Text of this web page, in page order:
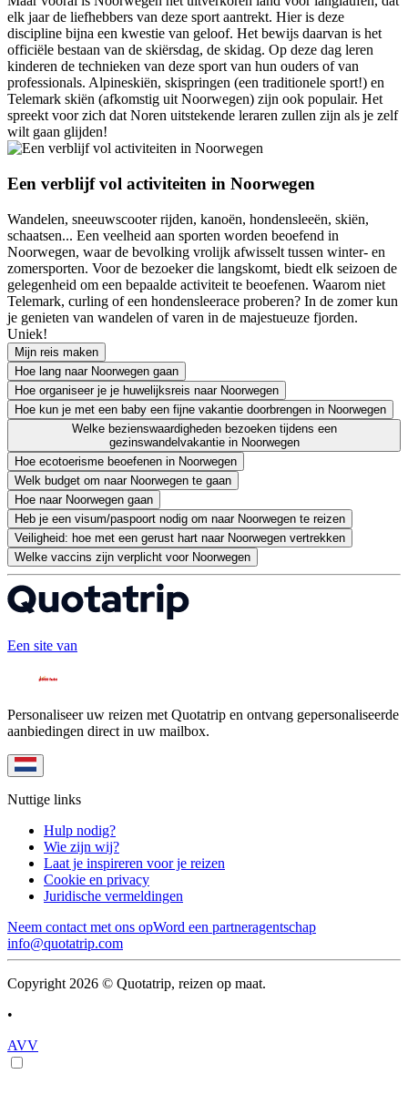
elk jaar de liefhebbers van deze sport aantrekt. Hier is deze
discipline bijna een kwestie van geloof. Het bewijs daarvan is het
officiële bestaan van de skiërsdag, de skidag. Op deze dag leren
kinderen de technieken van deze sport van hun ouders of van
professionals. Alpineskiën, skispringen (een traditionele sport!) en
Telemark skiën (afkomstig uit Noorwegen) zijn ook populair. Het
spreekt voor zich dat Noren uitstekende leraren zullen zijn als je zelf
wilt gaan glijden!
Een verblijf vol activiteiten in Noorwegen
Wandelen, sneeuwscooter rijden, kanoën, hondensleeën, skiën,
schaatsen... Een veelheid aan sporten worden beoefend in
Noorwegen, waar de bevolking vrolijk afwisselt tussen winter- en
zomersporten. Voor de bezoeker die langskomt, biedt elk seizoen de
gelegenheid om een bepaalde activiteit te beoefenen. Waarom niet
Telemark, curling of een hondensleerace proberen? In de zomer kun
je genieten van wandelen of varen in de majestueuze fjorden.
Uniek!
Mijn reis maken
Hoe lang naar Noorwegen gaan
Hoe organiseer je je huwelijksreis naar Noorwegen
Hoe kun je met een baby een fijne vakantie doorbrengen in Noorwegen
Welke bezienswaardigheden bezoeken tijdens een
gezinswandelvakantie in Noorwegen
Hoe ecotoerisme beoefenen in Noorwegen
Welk budget om naar Noorwegen te gaan
Hoe naar Noorwegen gaan
Heb je een visum/paspoort nodig om naar Noorwegen te reizen
Veiligheid: hoe met een gerust hart naar Noorwegen vertrekken
Welke vaccins zijn verplicht voor Noorwegen
Een site van
Personaliseer uw reizen met Quotatrip en ontvang gepersonaliseerde
aanbiedingen direct in uw mailbox.
Nuttige links
Hulp nodig?
Wie zijn wij?
Laat je inspireren voor je reizen
Cookie en privacy
Juridische vermeldingen
Neem contact met ons opWord een partneragentschap
info@quotatrip.com
Copyright 2026 © Quotatrip, reizen op maat.
•
AVV